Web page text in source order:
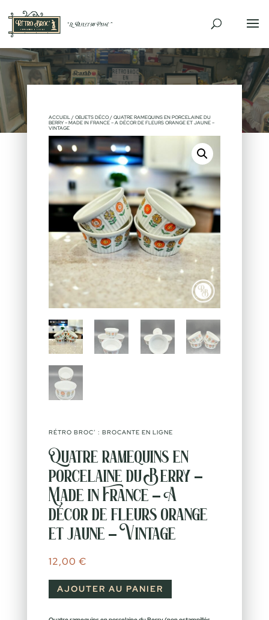
ACCUEIL/ OBJETS DÉCO/ QUATRE RAMEQUINS EN PORCELAINE DU
BERRY – MADE IN FRANCE – A DÉCOR DE FLEURS ORANGE ET JAUNE –
VINTAGE
RÉTRO BROC’ : BROCANTE EN LIGNE
Quatre ramequins en
porcelaine du Berry –
Made in France – A
décor de fleurs orange
et jaune – Vintage
12,00 €
AJOUTER AU PANIER